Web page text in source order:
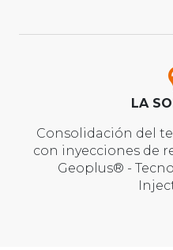
LA
Consolidación del
con inyecciones de
Geoplus® -